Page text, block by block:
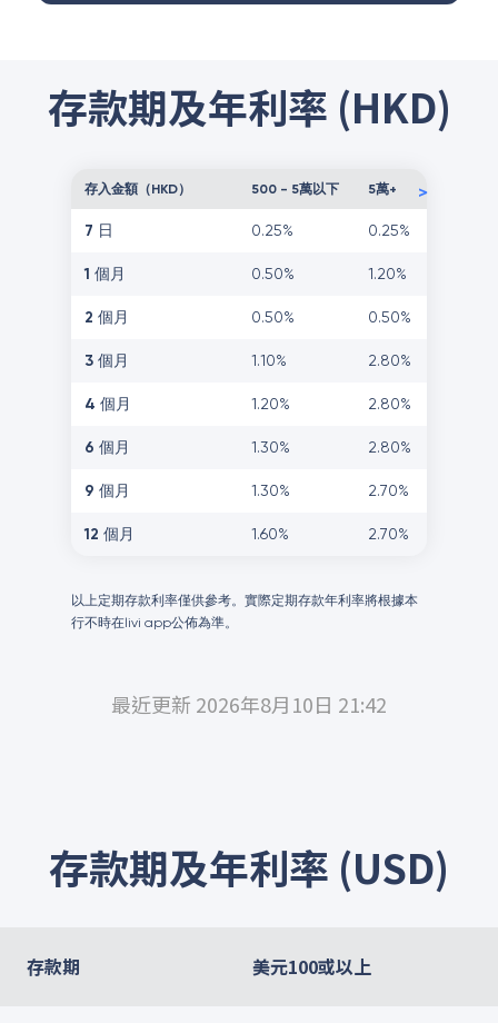
存款期及年利率 (HKD)
>
存入金額（HKD） 500 - 5萬以下 5萬+
7 日 0.25% 0.25%
1 個月 0.50% 1.20%
2 個月 0.50% 0.50%
3 個月 1.10% 2.80%
4 個月 1.20% 2.80%
6 個月 1.30% 2.80%
9 個月 1.30% 2.70%
12 個月 1.60% 2.70%
以上定期存款利率僅供參考。實際定期存款年利率將根據本
行不時在livi app公佈為準。
最近更新 2026年8月10日 21:42
存款期及年利率 (USD)
存款期 美元100或以上